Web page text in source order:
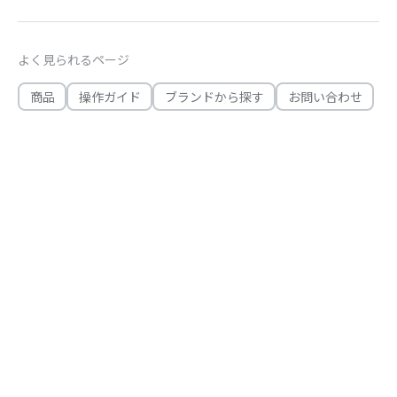
よく見られるページ
商品 操作ガイド ブランドから探す お問い合わせ